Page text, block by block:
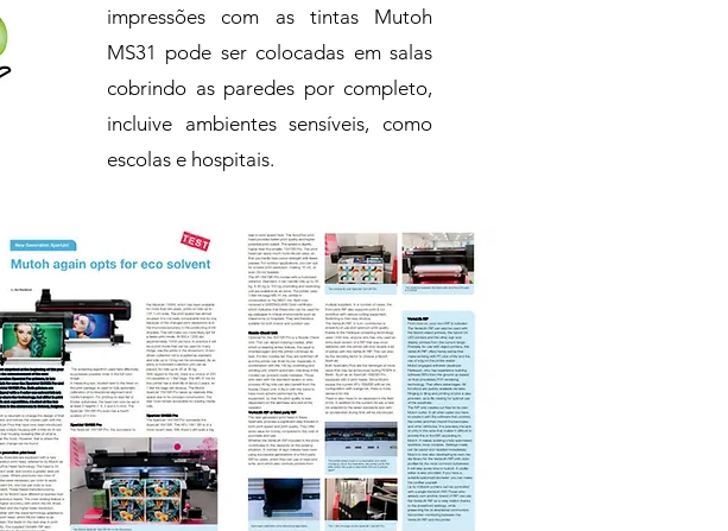
impressões com as tintas Mutoh
MS31 pode ser colocadas em salas
cobrindo as paredes por completo,
incluive ambientes sensíveis, como
escolas e hospitais.​